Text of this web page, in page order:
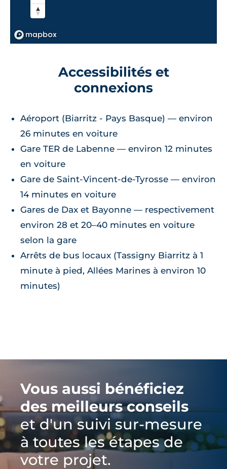
Accessibilités et
connexions
Aéroport (Biarritz - Pays Basque) — environ
26 minutes en voiture
Gare TER de Labenne — environ 12 minutes
en voiture
Gare de Saint‑Vincent‑de‑Tyrosse — environ
14 minutes en voiture
Gares de Dax et Bayonne — respectivement
environ 28 et 20–40 minutes en voiture
selon la gare
Arrêts de bus locaux (Tassigny Biarritz à 1
minute à pied, Allées Marines à environ 10
minutes)
Vous aussi bénéficiez
des meilleurs conseils
et d'un suivi sur-mesure
à toutes les étapes de
votre projet.